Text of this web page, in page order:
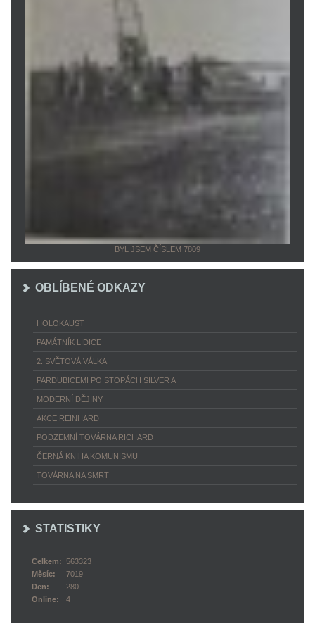
BYL JSEM ČÍSLEM 7809
OBLÍBENÉ ODKAZY
HOLOKAUST
PAMÁTNÍK LIDICE
2. SVĚTOVÁ VÁLKA
PARDUBICEMI PO STOPÁCH SILVER A
MODERNÍ DĚJINY
AKCE REINHARD
PODZEMNÍ TOVÁRNA RICHARD
ČERNÁ KNIHA KOMUNISMU
TOVÁRNA NA SMRT
STATISTIKY
Online: 4
Celkem: 563323
Měsíc:
7019
Den:
280